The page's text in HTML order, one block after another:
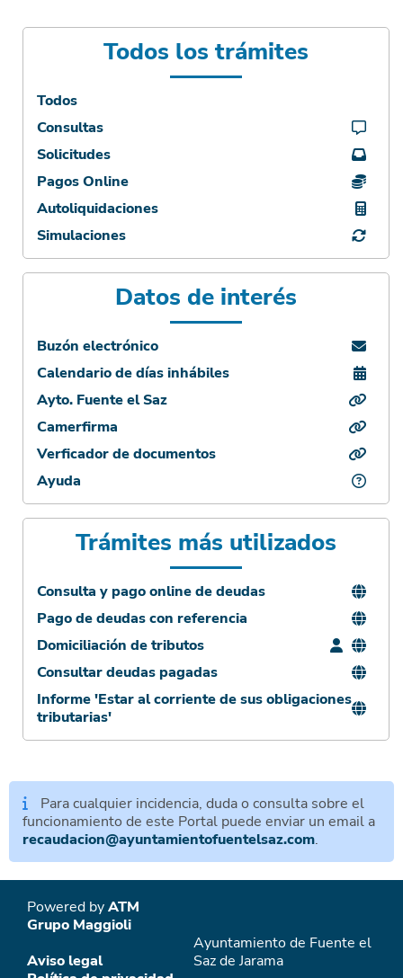
Todos los trámites
Todos
Consultas
Solicitudes
Pagos Online
Autoliquidaciones
Simulaciones
Datos de interés
Buzón electrónico
Calendario de días inhábiles
Ayto. Fuente el Saz
Camerfirma
Verficador de documentos
Ayuda
Trámites más utilizados
Consulta y pago online de deudas
Pago de deudas con referencia
Domiciliación de tributos
Consultar deudas pagadas
Informe 'Estar al corriente de sus obligaciones
tributarias'
Para cualquier incidencia, duda o consulta sobre el
funcionamiento de este Portal puede enviar un email a
recaudacion@ayuntamientofuentelsaz.com.
Powered byATM
Grupo Maggioli
Aviso legal
Ayuntamiento de Fuente el
Saz de Jarama